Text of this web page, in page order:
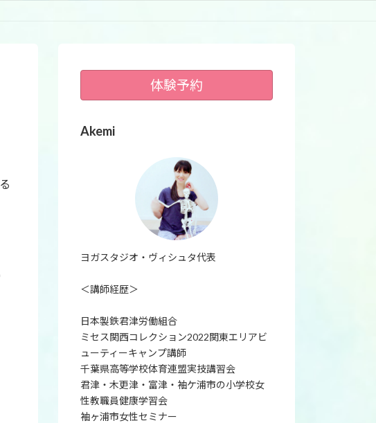
体験予約
Akemi
ヨガスタジオ・ヴィシュタ代表
＜講師経歴＞
日本製鉄君津労働組合
ミセス関西コレクション2022関東エリアビ
ューティーキャンプ講師
千葉県高等学校体育連盟実技講習会
君津・木更津・富津・袖ケ浦市の小学校女
性教職員健康学習会
袖ヶ浦市女性セミナー